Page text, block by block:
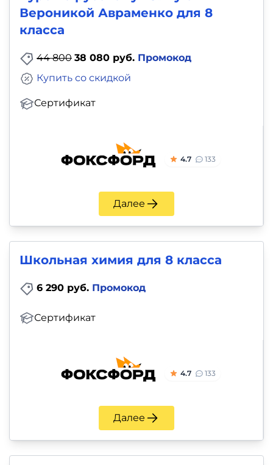
Вероникой Авраменко для 8
класса
44 800 38 080 руб. Промокод
Сертификат
Купить со скидкой
4.7 133
Далее
Школьная химия для 8 класса
6 290 руб. Промокод
Сертификат
4.7 133
Далее